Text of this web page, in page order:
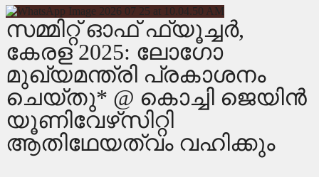
സമ്മിറ്റ് ഓഫ് ഫ്യൂച്ചര്‍,
കേരള 2025: ലോഗോ
മുഖ്യമന്ത്രി പ്രകാശനം
ചെയ്തു* @ കൊച്ചി ജെയിന്‍
യൂണിവേഴ്‌സിറ്റി
ആതിഥേയത്വം വഹിക്കും